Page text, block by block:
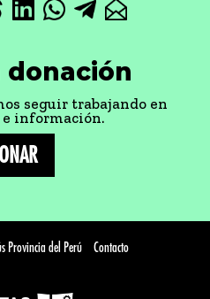
donación
seguir trabajando en
información.
Provincia del Perú Contacto